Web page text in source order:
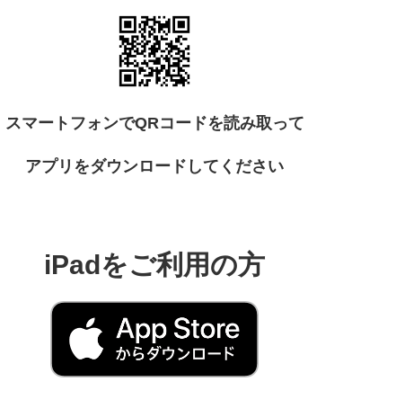
スマートフォンでQRコードを読み取って
アプリをダウンロードしてください
iPadをご利用の方